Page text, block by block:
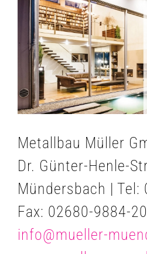
grösseres
Bild
Metallbau Müller
Dr. Günter-Henle-
Mündersbach | Tel:
Fax: 02680-9884-20
info@mueller-